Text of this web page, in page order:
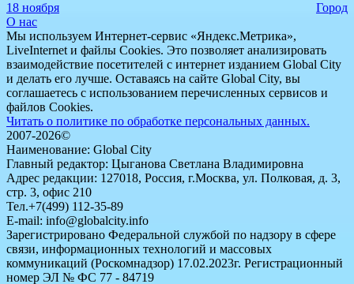
18 ноября
Город
О нас
Мы используем Интернет-сервис «Яндекс.Метрика»,
LiveInternet и файлы Cookies. Это позволяет анализировать
взаимодействие посетителей с интернет изданием Global City
и делать его лучше. Оставаясь на сайте Global City, вы
соглашаетесь с использованием перечисленных сервисов и
файлов Cookies.
Читать о политике по обработке персональных данных.
2007-2026©
Наименование: Global City
Главный редактор: Цыганова Светлана Владимировна
Адрес редакции: 127018, Россия, г.Москва, ул. Полковая, д. 3,
стр. 3, офис 210
Тел.+7(499) 112-35-89
E-mail: info@globalcity.info
Зарегистрировано Федеральной службой по надзору в сфере
связи, информационных технологий и массовых
коммуникаций (Роскомнадзор) 17.02.2023г. Регистрационный
номер ЭЛ № ФС 77 - 84719